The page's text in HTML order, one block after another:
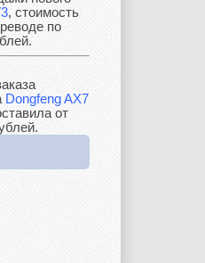
Lincoln
Mazda
, стоимость
по
Dongfeng AX7
от